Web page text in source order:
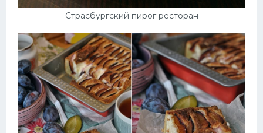
Страсбургский пирог ресторан